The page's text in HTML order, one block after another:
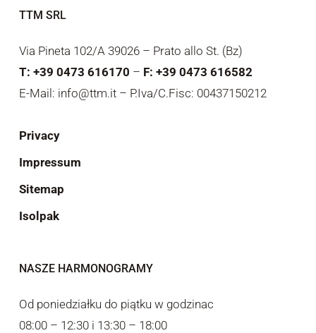
TTM SRL
Via Pineta 102/A 39026 – Prato allo St. (Bz)
T: +39 0473 616170 – F: +39 0473 616582
E-Mail: info@ttm.it – P.Iva/C.Fisc: 00437150212
Privacy
Impressum
Sitemap
Isolpak
NASZE HARMONOGRAMY
Od poniedziałku do piątku w godzinac
08:00 – 12:30 i 13:30 – 18:00